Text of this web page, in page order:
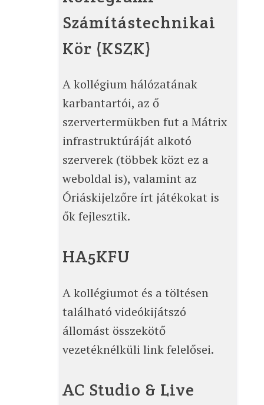
Számítástechnikai
Kör (KSZK)
A kollégium hálózatának
karbantartói, az ő
szervertermükben fut a Mátrix
infrastruktúráját alkotó
szerverek (többek közt ez a
weboldal is), valamint az
Óriáskijelzőre írt játékokat is
ők fejlesztik.
HA5KFU
A kollégiumot és a töltésen
található videókijátszó
állomást összekötő
vezetéknélküli link felelősei.
AC Studio & Live